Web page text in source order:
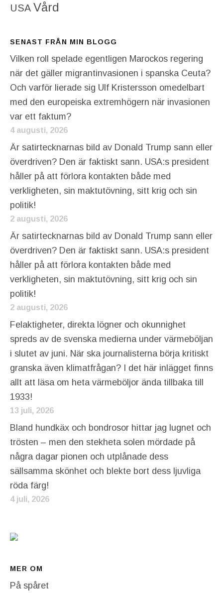
USA Vård
SENAST FRÅN MIN BLOGG
Vilken roll spelade egentligen Marockos regering
när det gäller migrantinvasionen i spanska Ceuta?
Och varför lierade sig Ulf Kristersson omedelbart
med den europeiska extremhögern när invasionen
var ett faktum?
4 augusti, 2026
Är satirtecknarnas bild av Donald Trump sann eller
överdriven? Den är faktiskt sann. USA:s president
håller på att förlora kontakten både med
verkligheten, sin maktutövning, sitt krig och sin
politik!
2 augusti, 2026
Är satirtecknarnas bild av Donald Trump sann eller
överdriven? Den är faktiskt sann. USA:s president
håller på att förlora kontakten både med
verkligheten, sin maktutövning, sitt krig och sin
politik!
2 augusti, 2026
Felaktigheter, direkta lögner och okunnighet
spreds av de svenska medierna under värmeböljan
i slutet av juni. När ska journalisterna börja kritiskt
granska även klimatfrågan? I det här inlägget finns
allt att läsa om heta värmeböljor ända tillbaka till
1933!
13 juli, 2026
Bland hundkäx och bondrosor hittar jag lugnet och
trösten – men den stekheta solen mördade på
några dagar pionen och utplånade dess
sällsamma skönhet och blekte bort dess ljuvliga
röda färg!
4 juli, 2026
MER OM
På spåret